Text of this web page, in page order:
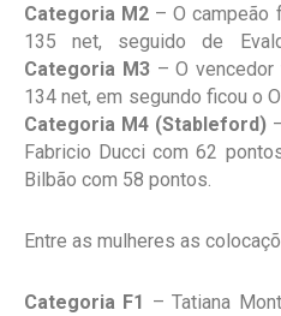
Categoria M2 – O campeão
135 net, seguido de
Categoria M3– O vencedor
134 net, em segundo ficou o
Categoria M4 (Stableford)–
Fabricio Ducci com 62
Bilbão com 58 pontos.
Entre as mulheres as
Categoria F1 – Tatiana